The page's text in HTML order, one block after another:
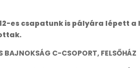
es csapatunk is pályára lépett
BAJNOKSÁG C-CSOPORT, FELSŐHÁZ